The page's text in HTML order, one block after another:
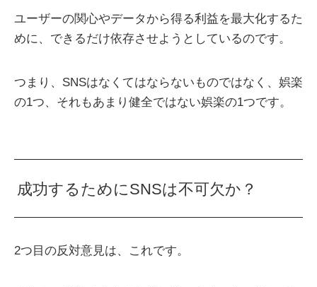
ユーザーの関心やデータから得る利益を最大化するた
めに、できるだけ依存させようとしているのです。
つまり、SNSはなくてはならないものではなく、娯楽
の1つ、それもあまり健全ではない娯楽の1つです。
成功するためにSNSは不可欠か？
2つ目の反対意見は、これです。